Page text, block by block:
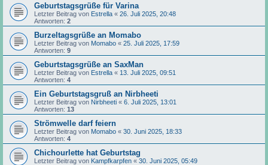
Geburtstagsgrüße für Varina
Letzter Beitrag von Estrella « 26. Juli 2025, 20:48
Antworten: 2
Burzeltagsgrüße an Momabo
Letzter Beitrag von Momabo « 25. Juli 2025, 17:59
Antworten: 9
Geburtstagsgrüße an SaxMan
Letzter Beitrag von Estrella « 13. Juli 2025, 09:51
Antworten: 4
Ein Geburtstagsgruß an Nirbheeti
Letzter Beitrag von Nirbheeti « 6. Juli 2025, 13:01
Antworten: 13
Strömwelle darf feiern
Letzter Beitrag von Momabo « 30. Juni 2025, 18:33
Antworten: 4
Chichourlette hat Geburtstag
Letzter Beitrag von Kampfkarpfen « 30. Juni 2025, 05:49